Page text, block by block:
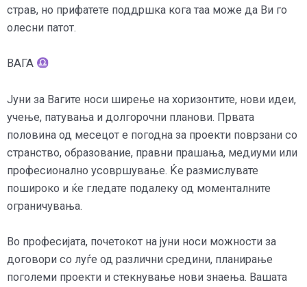
страв, но прифатете поддршка кога таа може да Ви го
олесни патот.
ВАГА
Јуни за Вагите носи ширење на хоризонтите, нови идеи,
учење, патувања и долгорочни планови. Првата
половина од месецот е погодна за проекти поврзани со
странство, образование, правни прашања, медиуми или
професионално усовршување. Ќе размислувате
пошироко и ќе гледате подалеку од моменталните
ограничувања.
Во професијата, почетокот на јуни носи можности за
договори со луѓе од различни средини, планирање
поголеми проекти и стекнување нови знаења. Вашата